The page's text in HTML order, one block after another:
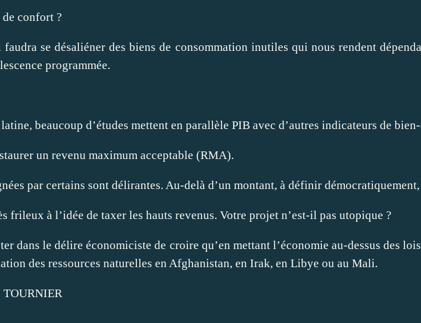
confort ?
se désaliéner des biens de consommation inutiles qui nous rendent
programmée.
beaucoup d’études mettent en parallèle PIB avec d’autres indicateurs de
un revenu maximum acceptable (RMA).
par certains sont délirantes. Au-delà d’un montant, à définir
frileux à l’idée de taxer les hauts revenus. Votre projet n’est-il pas utopique ?
dans le délire économiciste de croire qu’en mettant l’économie au-dessus
des ressources naturelles en Afghanistan, en Irak, en Libye ou au Mali.
TOURNIER